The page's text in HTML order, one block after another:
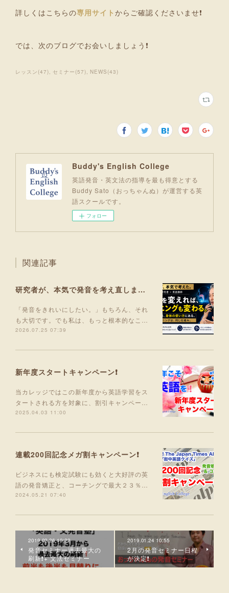
詳しくはこちらの専用サイト からご確認くださいませ❗
では、次のブログでお会いしましょう❗
レッスン (47) セミナー (57) NEWS (43)
Buddy's English College
英語発音・英文法の指導を最も得意とする
Buddy Sato（おっちゃんぬ）が運営する英
語スクールです。
フォロー
関連記事
研究者が、本気で発音を考え直しました。
「発音をきれいにしたい。」もちろん、それ
も大切です。でも私は、もっと根本的なこ…
2026.07.25 07:39
新年度スタートキャンペーン❗
当カレッジではこの新年度から英語学習をス
タートされる方を対象に、割引キャンペー…
2025.04.03 11:00
連載200回記念メガ割キャンペーン❗
ビジネスにも検定試験にも効くと大好評の英
語の発音矯正と、コーチングで最大２３％…
2024.05.21 07:40
2019.02.26 10:22
発音セミナー過去最大の
刷新❗+ 文法セミナー
2019.01.24 10:55
2月の発音セミナー日程
が決定❗